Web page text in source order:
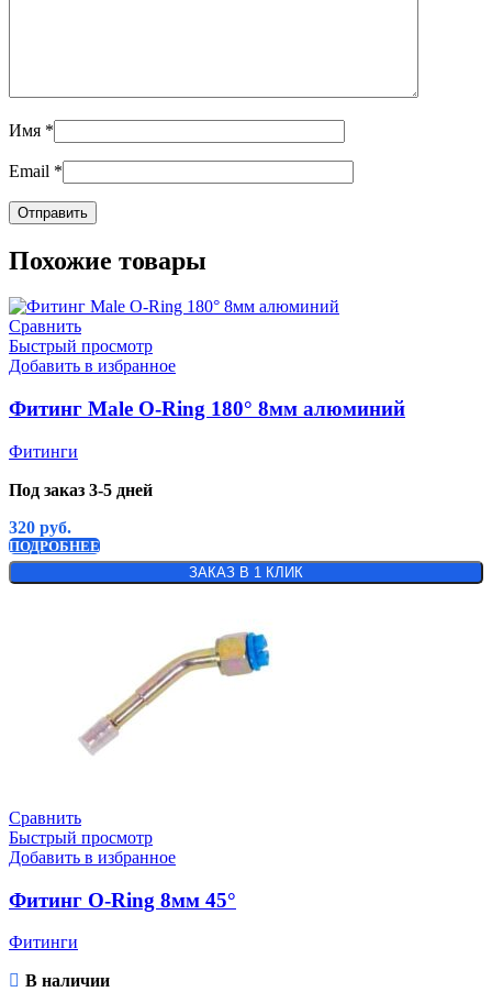
Имя *
Email *
Похожие товары
Сравнить
Быстрый просмотр
Добавить в избранное
Фитинг Male O-Ring 180° 8мм алюминий
Фитинги
Под заказ 3-5 дней
320 руб.
ПОДРОБНЕЕ
ЗАКАЗ В 1 КЛИК
Сравнить
Быстрый просмотр
Добавить в избранное
Фитинг O-Ring 8мм 45°
Фитинги
В наличии